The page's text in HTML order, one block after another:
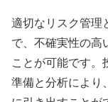
適切なリスク管理
で、不確実性の高
ことが可能です。
準備と分析により